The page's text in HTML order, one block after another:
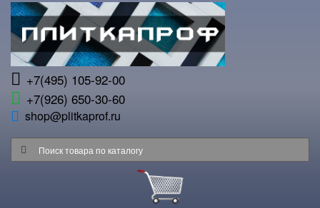
+7(495) 105-92-00
+7(926) 650-30-60
shop@plitkaprof.ru